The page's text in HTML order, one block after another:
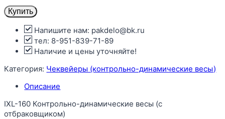
Купить
Напишите нам: pakdelo@bk.ru
тел: 8-951-839-71-89
Наличие и цены уточняйте!
Категория: Чеквейеры (контрольно-динамические весы)
Описание
IXL-160 Контрольно-динамические весы (с
отбраковщиком)